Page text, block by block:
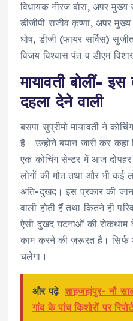
विधायक नीरज बोरा, अपर
डीजीपी राजीव कृष्णा, अपर
घोष, डीजी (फायर सर्विस)
विजय विश्वास पंत व डीएम
मायावती बोलीं-
दहला देने वाली
बसपा सुप्रीमो मायावती ने
हैं। उन्होंने बयान जारी कर
एक कोचिंग सेन्टर में आज
लोगों की मौत तथा और भी कई
अति-दुखद। इस प्रकार की
वाली होती हैं तथा कितने ही
ऐसी दुखद घटनाओं की
काम करने की ज़रूरत है। सिर्फ
चलेगा।
और पढ़े शाहजहांपुर- नौ
गांव के पांच किशोरों पर